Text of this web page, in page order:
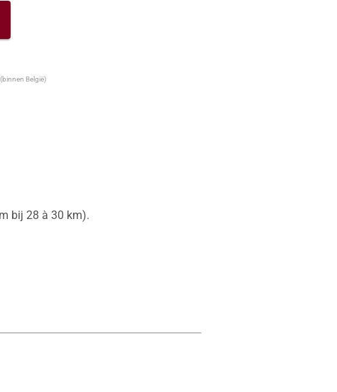
(binnen België)
bij 28 à 30 km).